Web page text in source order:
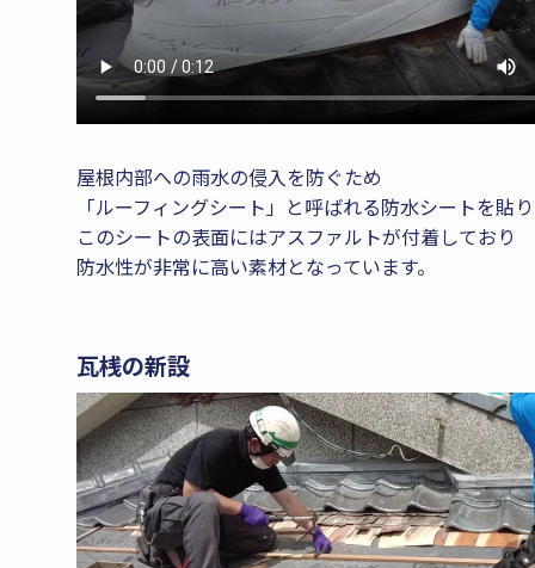
屋根内部への雨水の侵入を防ぐため
「ルーフィングシート」と呼ばれる防水シートを貼
このシートの表面にはアスファルトが付着しており
防水性が非常に高い素材となっています。
瓦桟の新設